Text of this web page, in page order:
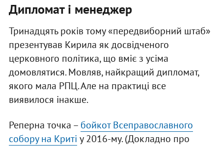
Дипломат і менеджер
Тринадцять років тому «передвиборний штаб»
презентував Кирила як досвідченого
церковного політика, що вміє з усіма
домовлятися. Мовляв, найкращий дипломат,
якого мала РПЦ. Але на практиці все
виявилося інакше.
Реперна точка – бойкот Всеправославного
собору на Криті у 2016-му. (Докладно про